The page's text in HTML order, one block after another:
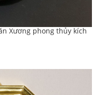
Xương phong thủy kích